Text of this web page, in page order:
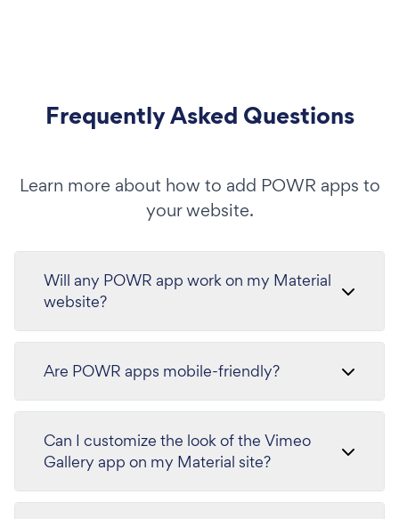
Frequently Asked Questions
Learn more about how to add POWR apps to
your website.
Will any POWR app work on my Material
website?
Are POWR apps mobile-friendly?
Can I customize the look of the Vimeo
Gallery app on my Material site?